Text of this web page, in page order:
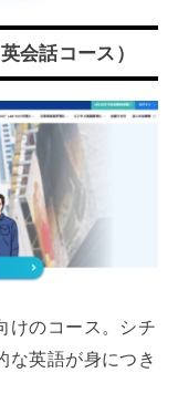
会話コース）
けのコース。シチ
な英語が身につき